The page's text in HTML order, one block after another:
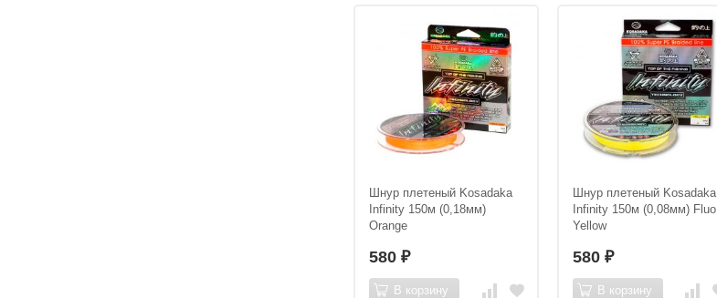
Шнур плетеный Kosadaka
Infinity 150м (0,18мм)
Orange
580 ₽
В корзину
Шнур плетеный Kosadaka
Infinity 150м (0,08мм) Fluo
Yellow
580 ₽
В корзину